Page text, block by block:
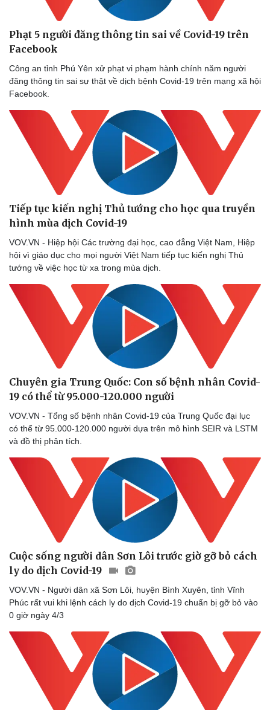
Sân khấu - Điện ảnh
Văn học
Âm nhạc
Di sản
Nghệ sĩ
Thời trang
Sao Việt
Phạt 5 người đăng thông tin sai về Covid-19 trên
Facebook
Công an tỉnh Phú Yên xử phạt vi phạm hành chính năm người
đăng thông tin sai sự thật về dịch bệnh Covid-19 trên mạng xã hội
Facebook.
Tiếp tục kiến nghị Thủ tướng cho học qua truyền
hình mùa dịch Covid-19
VOV.VN - Hiệp hội Các trường đại học, cao đẳng Việt Nam, Hiệp
hội vì giáo dục cho mọi người Việt Nam tiếp tục kiến nghị Thủ
tướng về việc học từ xa trong mùa dịch.
Chuyên gia Trung Quốc: Con số bệnh nhân Covid-
19 có thể từ 95.000-120.000 người
VOV.VN - Tổng số bệnh nhân Covid-19 của Trung Quốc đại lục
có thể từ 95.000-120.000 người dựa trên mô hình SEIR và LSTM
và đồ thị phân tích.
Cuộc sống người dân Sơn Lôi trước giờ gỡ bỏ cách
ly do dịch Covid-19
VOV.VN - Người dân xã Sơn Lôi, huyện Bình Xuyên, tỉnh Vĩnh
Phúc rất vui khi lệnh cách ly do dịch Covid-19 chuẩn bị gỡ bỏ vào
0 giờ ngày 4/3